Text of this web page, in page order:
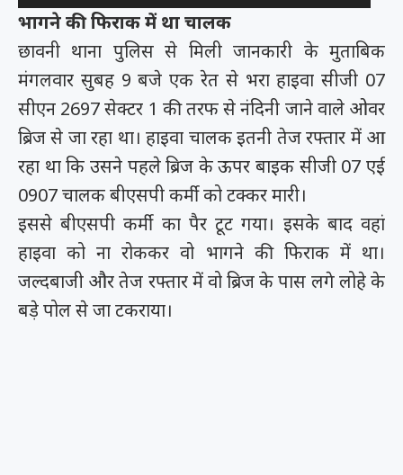
भागने की फिराक में था चालक
छावनी थाना पुलिस से मिली जानकारी के मुताबिक
मंगलवार सुबह 9 बजे एक रेत से भरा हाइवा सीजी 07
सीएन 2697 सेक्टर 1 की तरफ से नंदिनी जाने वाले ओवर
ब्रिज से जा रहा था। हाइवा चालक इतनी तेज रफ्तार में आ
रहा था कि उसने पहले ब्रिज के ऊपर बाइक सीजी 07 एई
0907 चालक बीएसपी कर्मी को टक्कर मारी।
इससे बीएसपी कर्मी का पैर टूट गया। इसके बाद वहां
हाइवा को ना रोककर वो भागने की फिराक में था।
जल्दबाजी और तेज रफ्तार में वो ब्रिज के पास लगे लोहे के
बड़े पोल से जा टकराया।